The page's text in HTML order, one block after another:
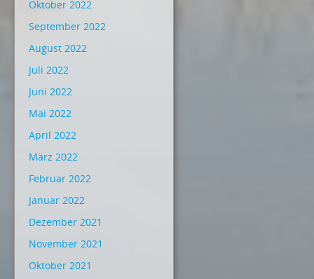
Oktober 2022
September 2022
August 2022
Juli 2022
Juni 2022
Mai 2022
April 2022
März 2022
Februar 2022
Januar 2022
Dezember 2021
November 2021
Oktober 2021